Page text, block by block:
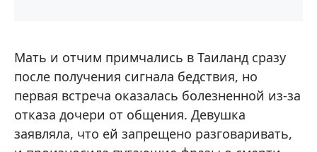
Мать и отчим примчались в Таиланд сразу
после получения сигнала бедствия, но
первая встреча оказалась болезненной из-за
отказа дочери от общения. Девушка
заявляла, что ей запрещено разговаривать,